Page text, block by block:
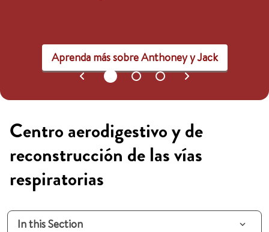
Aprenda más sobre Anthoney y Jack
Centro aerodigestivo y de
reconstrucción de las vías
respiratorias
In this Section